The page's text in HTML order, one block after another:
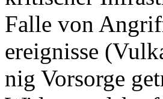
Fal­le von
er­eig­nis­se
nig Vor­sor­ge